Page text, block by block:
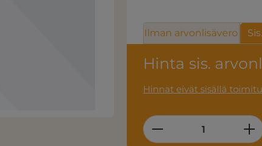
Hinta sis.
Hinnat eivät sisällä
Ilman arvonlisävero
Product